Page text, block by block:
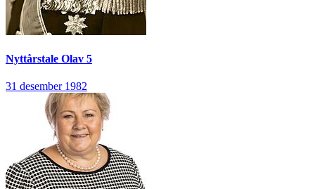
Nyttårstale Olav 5
31 desember 1982